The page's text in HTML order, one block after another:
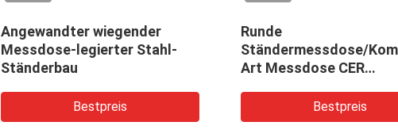
Angewandter wiegender
Messdose-legierter Stahl-
Ständerbau
Bestpreis
Runde
Ständermessdose/
Art Messdose CER
Bestpreis